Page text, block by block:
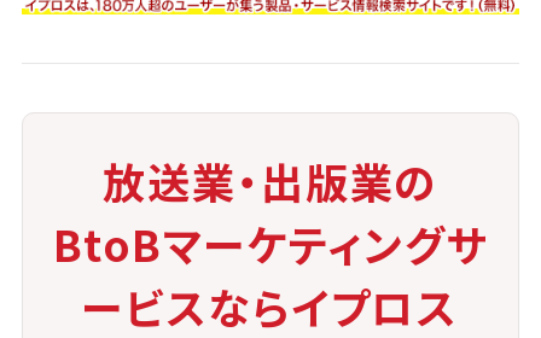
ビス等）を網羅しきれない
聴行動ベースの新しい分類指標の導入が求められて
放送業・出版業の
BtoBマーケティングサ
ービスならイプロス